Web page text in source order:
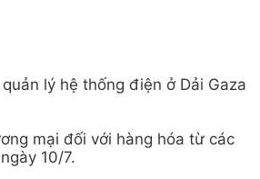
lý hệ thống điện ở Dải Gaza
mại đối với hàng hóa từ các
10/7.